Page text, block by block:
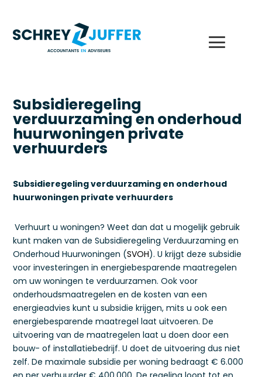
Subsidieregeling
verduurzaming en onderhoud
huurwoningen private
verhuurders
Subsidieregeling verduurzaming en onderhoud
huurwoningen private verhuurders
Verhuurt u woningen? Weet dan dat u mogelijk gebruik
kunt maken van de Subsidieregeling Verduurzaming en
Onderhoud Huurwoningen (SVOH). U krijgt deze subsidie
voor investeringen in energiebesparende maatregelen
om uw woningen te verduurzamen. Ook voor
onderhoudsmaatregelen en de kosten van een
energieadvies kunt u subsidie krijgen, mits u ook een
energiebesparende maatregel laat uitvoeren. De
uitvoering van de maatregelen laat u doen door een
bouw- of installatiebedrijf. U doet de uitvoering dus niet
zelf. De maximale subsidie per woning bedraagt € 6.000